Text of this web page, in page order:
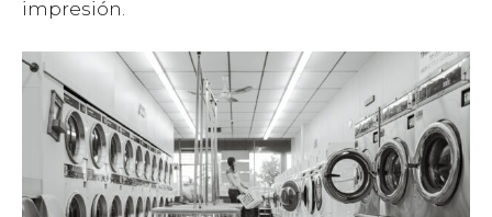
impresión.